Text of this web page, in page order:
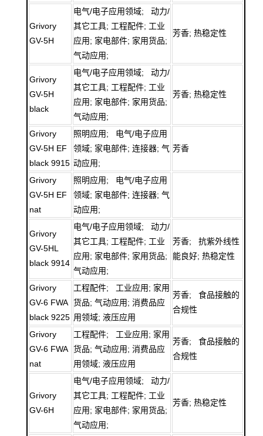
Grivory
GV-5H
电气/电子应用领域; 动力/
其它工具; 工程配件; 工业
应用; 家电部件; 家用货品;
气动应用;
芳香; 热稳定性
Grivory
GV-5H
black
电气/电子应用领域; 动力/
其它工具; 工程配件; 工业
应用; 家电部件; 家用货品;
气动应用;
芳香; 热稳定性
Grivory
GV-5H EF
black 9915
照明应用; 电气/电子应用
领域; 家电部件; 连接器; 气
动应用;
芳香
Grivory
GV-5H EF
nat
照明应用; 电气/电子应用
领域; 家电部件; 连接器; 气
动应用;
Grivory
GV-5HL
black 9914
电气/电子应用领域; 动力/
其它工具; 工程配件; 工业
应用; 家电部件; 家用货品;
气动应用;
芳香; 抗紫外线性
能良好; 热稳定性
Grivory
GV-6 FWA
black 9225
工程配件; 工业应用; 家用
货品; 气动应用; 消费品应
用领域; 液压应用
芳香; 食品接触的
合规性
Grivory
GV-6 FWA
nat
工程配件; 工业应用; 家用
货品; 气动应用; 消费品应
用领域; 液压应用
芳香; 食品接触的
合规性
Grivory
GV-6H
电气/电子应用领域; 动力/
其它工具; 工程配件; 工业
应用; 家电部件; 家用货品;
气动应用;
芳香; 热稳定性